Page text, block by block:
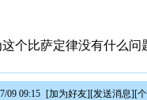
个比萨定律没有什么问
09 09:15 [加为好友][发送消息][